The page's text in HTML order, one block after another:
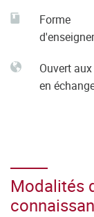
Forme
Ouvert
en
Modalités